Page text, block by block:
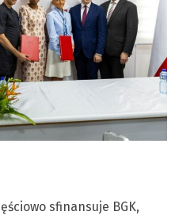
sfinansuje BGK,